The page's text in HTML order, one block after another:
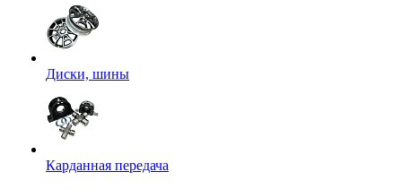
Диски, шины
Карданная передача